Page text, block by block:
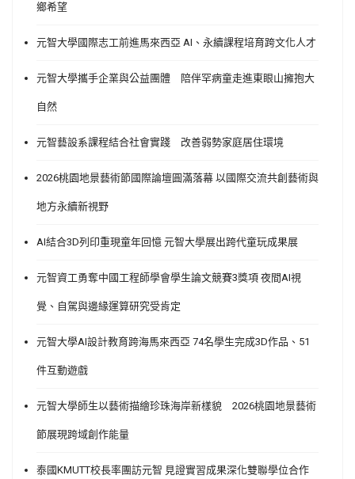
鄉希望
元智大學國際志工前進馬來西亞 AI、永續課程培育跨文化人才
元智大學攜手企業與公益團體 陪伴罕病童走進東眼山擁抱大
自然
元智藝設系課程結合社會實踐 改善弱勢家庭居住環境
2026桃園地景藝術節國際論壇圓滿落幕 以國際交流共創藝術與
地方永續新視野
AI結合3D列印重現童年回憶 元智大學展出跨代童玩成果展
元智資工勇奪中國工程師學會學生論文競賽3獎項 夜間AI視
覺、自駕與邊緣運算研究受肯定
元智大學AI設計教育跨海馬來西亞 74名學生完成3D作品、51
件互動遊戲
元智大學師生以藝術描繪珍珠海岸新樣貌 2026桃園地景藝術
節展現跨域創作能量
泰國KMUTT校長率團訪元智 見證實習成果深化雙聯學位合作